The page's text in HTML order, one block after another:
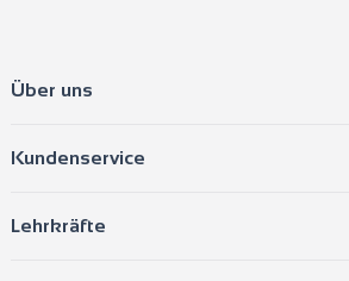
Über uns
Kundenservice
Lehrkräfte